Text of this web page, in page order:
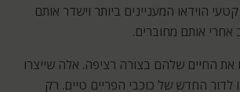
הוידאו המעניינים ביותר וישדר אותם
אותם מחוברים.
את החיים שלהם בצורה רציפה. אלה שייצרו
לדור החדש של כוכבי הפריים טיים. רק